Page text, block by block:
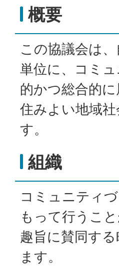
概要
この協議会は
単位に、コミ
的かつ総合的
住みよい地域
す。
組織
コミュニティ
もって行うこ
趣旨に賛同す
ます。